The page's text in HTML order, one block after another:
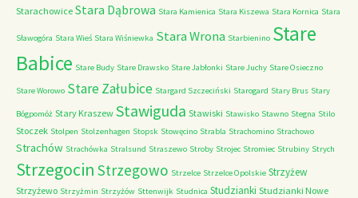
Starachowice Stara Dąbrowa Stara Kamienica Stara Kiszewa Stara Kornica Stara
Sławogóra Stara Wieś Stara Wiśniewka Stara Wrona Starbienino Stare
Babice Stare Budy Stare Drawsko Stare Jabłonki Stare Juchy Stare Osieczno
Stare Worowo Stare Załubice Stargard Szczeciński Starogard Stary Brus Stary
Bógpomóż Stary Kraszew Stawiguda Stawiski Stawisko Stawno Stegna Stilo
Stoczek Stolpen Stolzenhagen Stopsk Stowęcino Strabla Strachomino Strachowo
Strachów Strachówka Stralsund Straszewo Stroby Strojec Stromiec Strubiny Strych
Strzegocin Strzegowo Strzelce Strzelce Opolskie Strzyżew
Strzyżewo Strzyżmin Strzyżów Sttenwijk Studnica Studzianki Studzianki Nowe